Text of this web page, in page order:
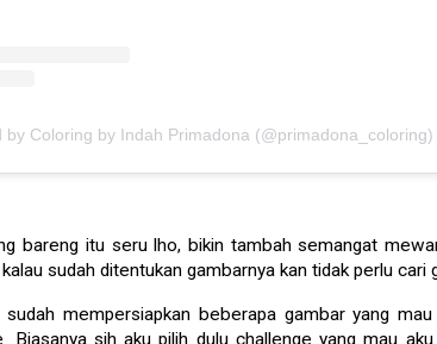
by Coloring by Indah Primadona (@primadona_coloring)
bareng itu seru lho, bikin tambah semangat
sudah ditentukan gambarnya kan tidak perlu cari
mempersiapkan beberapa gambar yang
Biasanya sih aku pilih dulu challenge yang mau